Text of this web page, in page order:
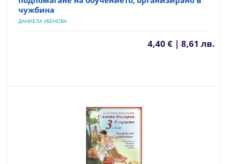
чужбина
ДАНИЕЛА УБЕНОВА
4,40 € | 8,61 лв.